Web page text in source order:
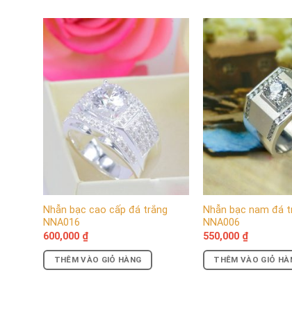
Với những chi tiết độc đáo và nhỏ nhắn như mẫu
cứng tốt và độ bền cao. Nhờ đó có thể gia công
mang tới những tác dụng hết sức tích cực. Chúng
ta đã thấy, sản phẩm có độ trắng sáng khá cao
mang tới vẻ đẹp cho mẫu nhẫn hình đầu rồng này.
Nhẫn bạc cao cấp đá trắng
NNA016
600,000 ₫
THÊM VÀO GIỎ HÀNG
Nhẫn bạc nam đá
NNA006
550,000 ₫
THÊM VÀO GIỎ